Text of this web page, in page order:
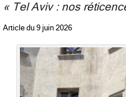
« Tel Aviv : nos
Article du 9 juin 2026